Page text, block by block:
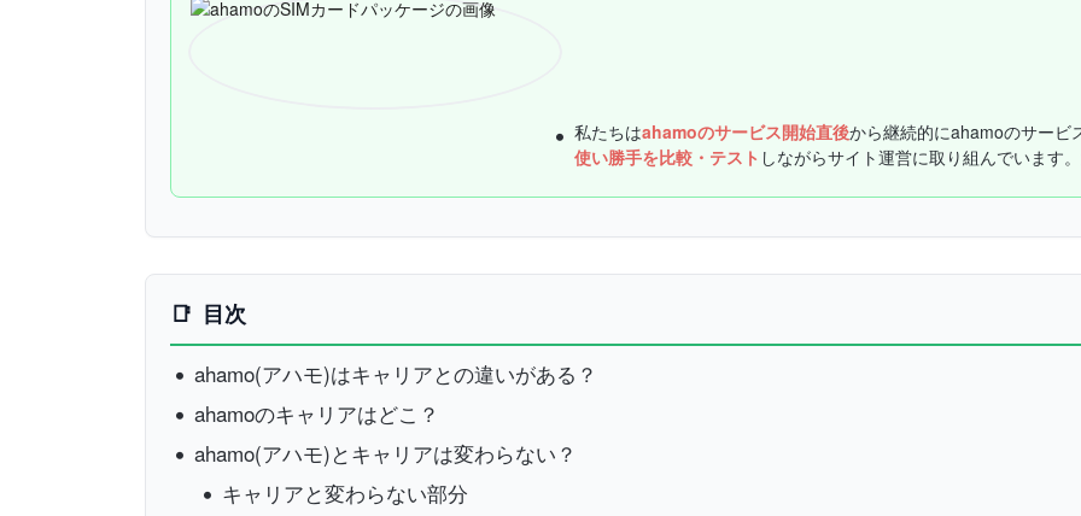
私たちはahamoのサービス開始直後から継続的にahamoのサービ
使い勝手を比較・テスト しながらサイト運営に取り組んでいます。
目次
ahamo(アハモ)はキャリアとの違いがある？
ahamoのキャリアはどこ？
ahamo(アハモ)とキャリアは変わらない？
キャリアと変わらない部分